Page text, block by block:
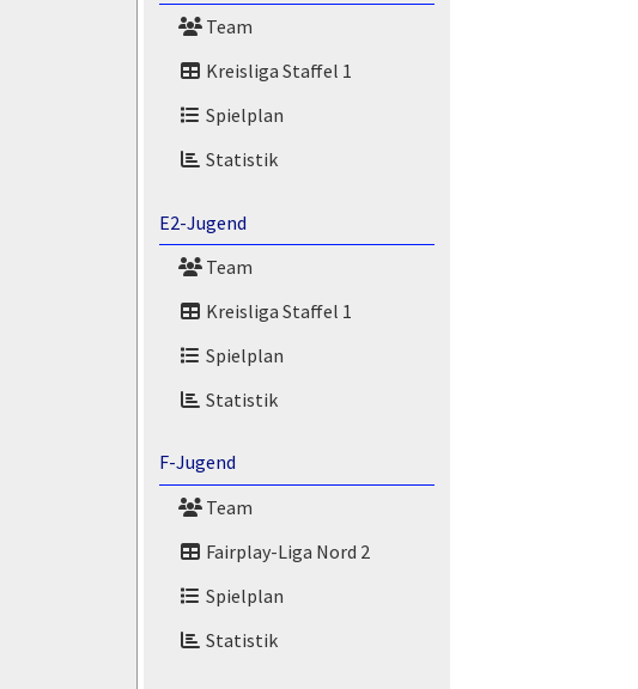
Team
Kreisliga Staffel 1
Spielplan
Statistik
E2-Jugend
Team
Kreisliga Staffel 1
Spielplan
Statistik
F-Jugend
Team
Fairplay-Liga Nord 2
Spielplan
Statistik